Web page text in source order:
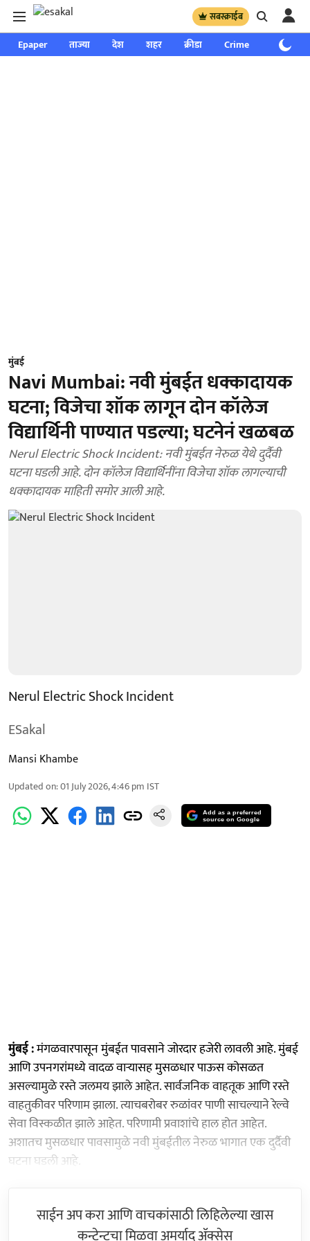
सबस्क्राईब
Epaper ताज्या देश शहर क्रीडा Crime साप्ताहिक
मुंबई
Navi Mumbai: नवी मुंबईत धक्कादायक
घटना; विजेचा शॉक लागून दोन कॉलेज
विद्यार्थिनी पाण्यात पडल्या; घटनेनं खळबळ
Nerul Electric Shock Incident: नवी मुंबईत नेरुळ येथे दुर्दैवी
घटना घडली आहे. दोन कॉलेज विद्यार्थिनींना विजेचा शॉक लागल्याची
धक्कादायक माहिती समोर आली आहे.
Nerul Electric Shock Incident
ESakal
Mansi Khambe
Updated on:01 July 2026, 4:46 pm IST
Add as a preferred
source on Google
मुंबई :मंगळवारपासून मुंबईत पावसाने जोरदार हजेरी लावली आहे. मुंबई
आणि उपनगरांमध्ये वादळ वाऱ्यासह मुसळधार पाऊस कोसळत
असल्यामुळे रस्ते जलमय झाले आहेत. सार्वजनिक वाहतूक आणि रस्ते
वाहतुकीवर परिणाम झाला. त्याचबरोबर रुळांवर पाणी साचल्याने रेल्वे
सेवा विस्कळीत झाले आहेत. परिणामी प्रवाशांचे हाल होत आहेत.
अशातच मुसळधार पावसामुळे नवी मुंबईतील नेरुळ भागात एक दुर्दैवी
घटना घडली आहे.
साईन अप करा आणि वाचकांसाठी लिहिलेल्या खास
कन्टेन्टचा मिळवा अमर्याद ॲक्सेस